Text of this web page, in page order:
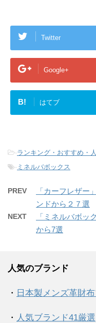
Twitter
Google+
B! はてブ
-ランキング・おすすめ・
- ミネルバボックス
PREV
「カーフレザー
ンドから２７選
NEXT
「ミネルバボッ
から7選
人気のブランド
・ 日本製メンズ革財
・ 人気ブランド41厳選